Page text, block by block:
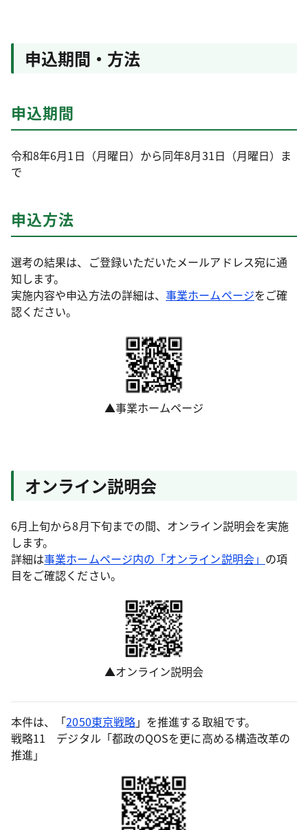
申込期間・方法
申込期間
令和8年6月1日（月曜日）から同年8月31日（月曜日）ま
で
申込方法
選考の結果は、ご登録いただいたメールアドレス宛に通
知します。
実施内容や申込方法の詳細は、事業ホームページをご確
認ください。
▲事業ホームページ
オンライン説明会
6月上旬から8月下旬までの間、オンライン説明会を実施
します。
詳細は事業ホームページ内の「オンライン説明会」 の項
目をご確認ください。
▲オンライン説明会
本件は、「2050東京戦略」を推進する取組です。
戦略11 デジタル「都政のQOSを更に高める構造改革の
推進」